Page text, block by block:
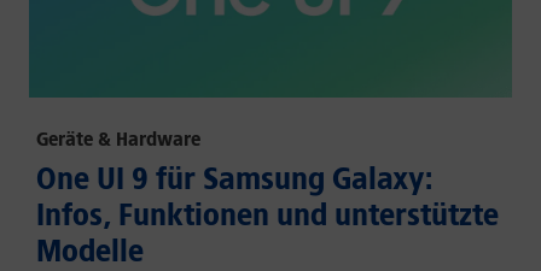
Geräte & Hardware
One UI 9 für Samsung Galaxy:
Infos, Funktionen und unterstützte
Modelle